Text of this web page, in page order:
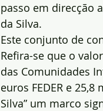
passo em direcção
da Silva.
Este conjunto de
Refira-se que o
das Comunidades
euros FEDER e
Silva” um marco